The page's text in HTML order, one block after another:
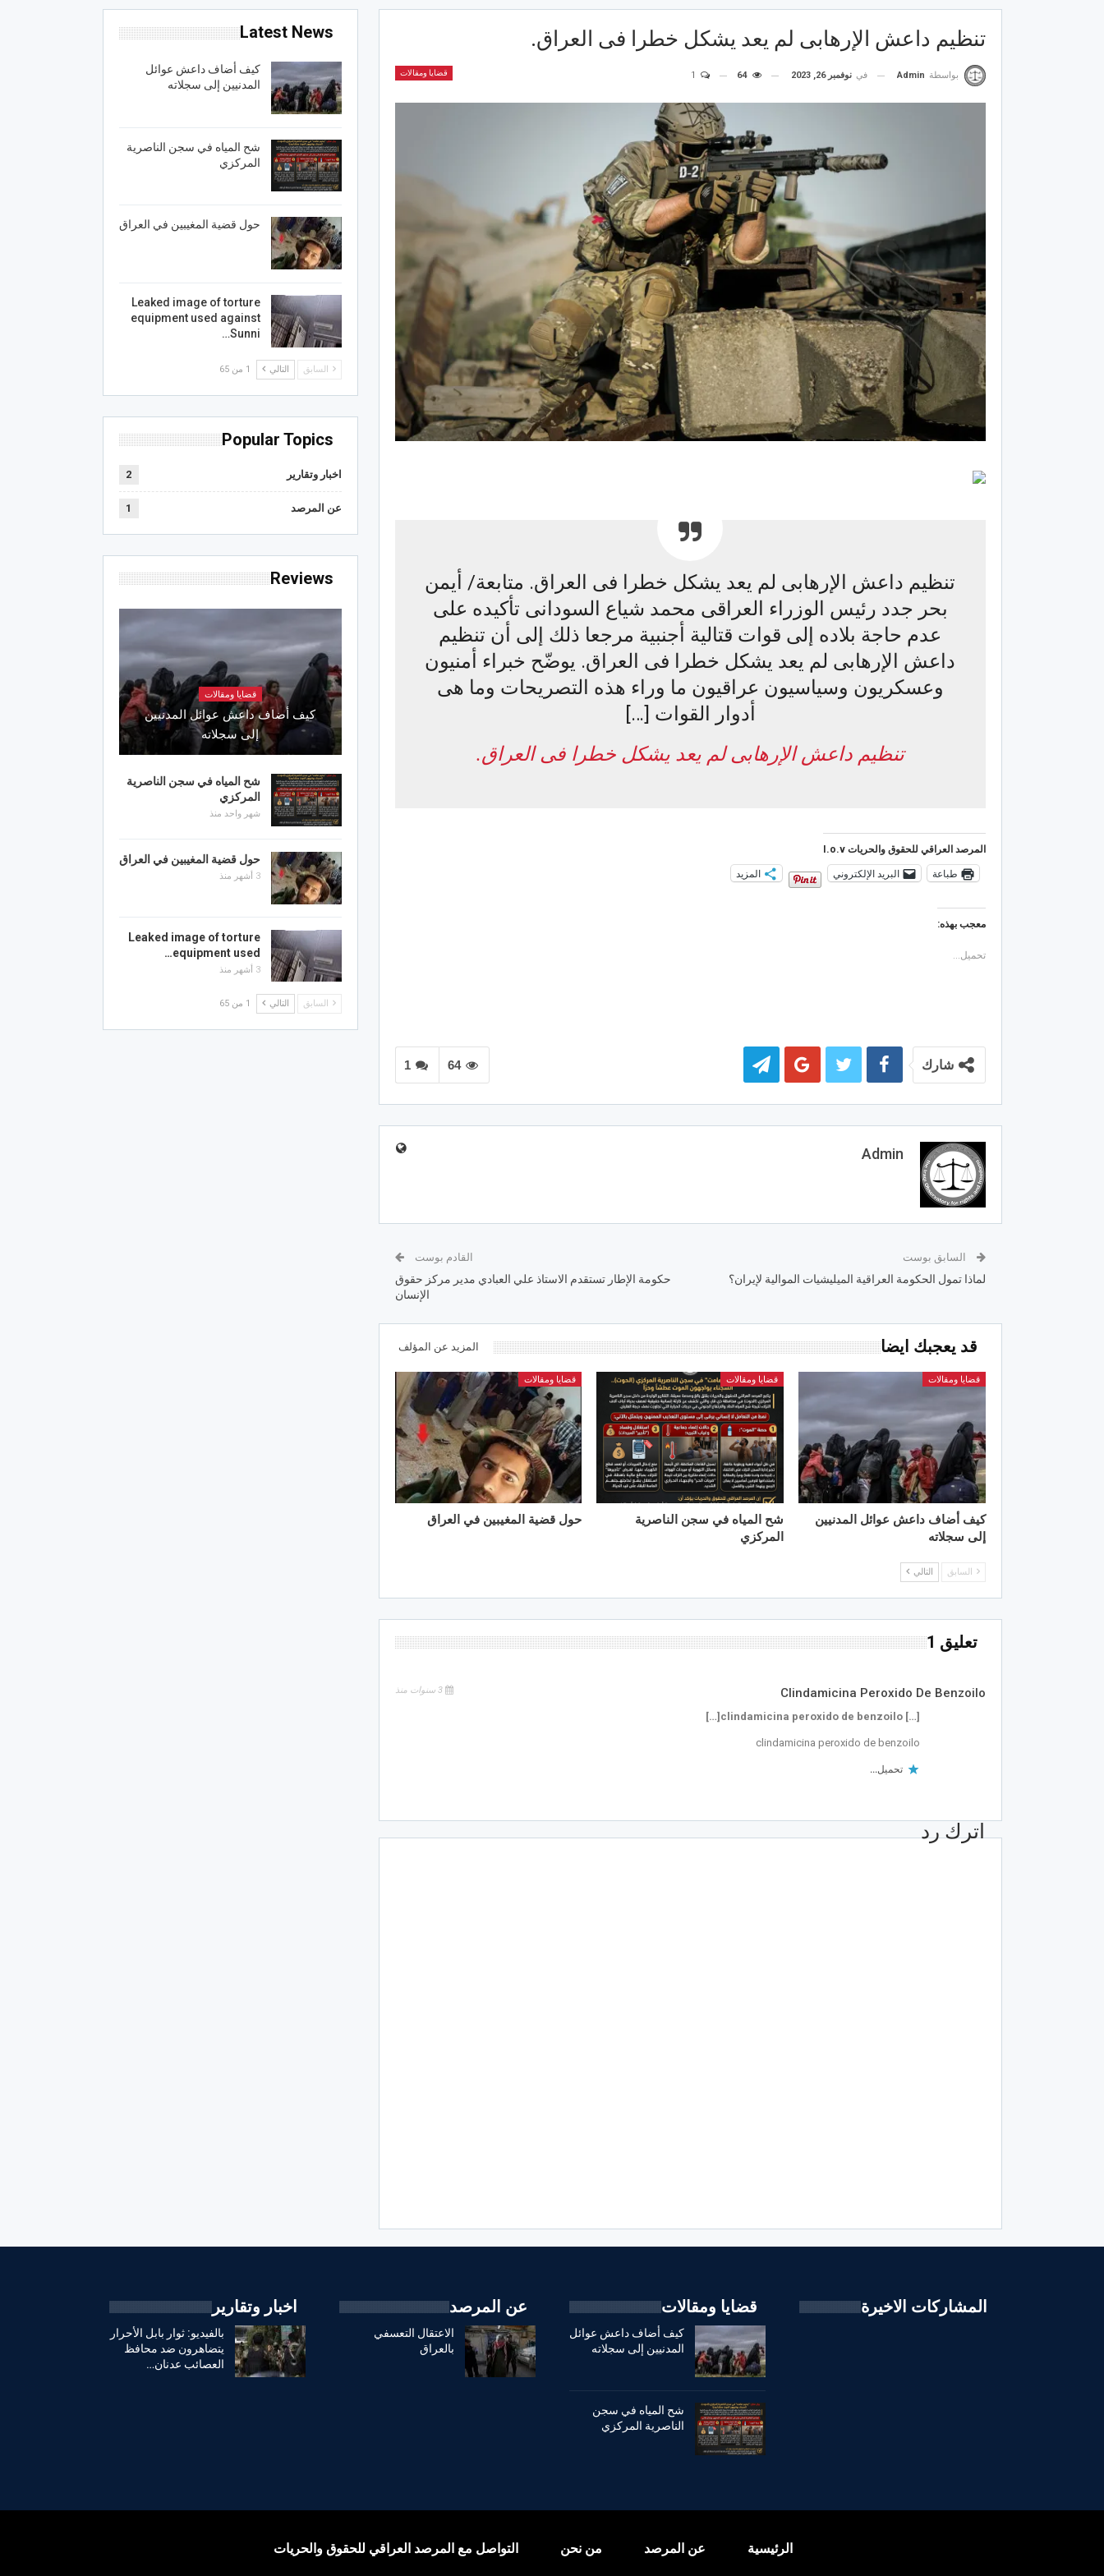
تنظيم داعش الإرهابى لم يعد يشكل خطرا فى العراق.
قضايا ومقالات بواسطة Admin في نوفمبر 26, 2023 64
تنظيم داعش الإرهابى لم يعد يشكل خطرا فى العراق. متابعة/ أيمن
بحر جدد رئيس الوزراء العراقى محمد شياع السودانى تأكيده على
عدم حاجة بلاده إلى قوات قتالية أجنبية مرجعا ذلك إلى أن تنظيم
داعش الإرهابى لم يعد يشكل خطرا فى العراق. يوضّح خبراء أمنيون
وعسكريون وسياسيون عراقيون ما وراء هذه التصريحات وما هى
أدوار القوات […]
تنظيم داعش الإرهابى لم يعد يشكل خطرا فى العراق.
المرصد العراقي للحقوق والحريات I.o.v
طباعة البريد الإلكتروني المزيد
معجب بهذه:
تحميل...
1 64 شارك
Admin
السابق بوست
لماذا تمول الحكومة العراقية الميليشيات الموالية لإيران؟
القادم بوست
حكومة الإطار تستقدم الاستاذ علي العبادي مدير مركز حقوق
الإنسان
قد يعجبك ايضا المزيد عن المؤلف
قضايا ومقالات
كيف أضاف داعش عوائل المدنيين
إلى سجلاته
قضايا ومقالات
شح المياه في سجن الناصرية
المركزي
قضايا ومقالات
حول قضية المغيبين في العراق
السابق التالي
تعليق 1
Clindamicina Peroxido De Benzoilo 3 سنوات منذ
[…] clindamicina peroxido de benzoilo[…]
clindamicina peroxido de benzoilo
تحميل...
اترك رد
Latest News
كيف أضاف داعش عوائل
المدنيين إلى سجلاته
شح المياه في سجن الناصرية
المركزي
حول قضية المغيبين في العراق
Leaked image of torture
equipment used against
Sunni…
السابق التالي 1 من 65
Popular Topics
اخبار وتقارير 2
عن المرصد 1
Reviews
قضايا ومقالات
كيف أضاف داعش عوائل المدنيين
إلى سجلاته
شح المياه في سجن الناصرية
المركزي
شهر واحد منذ
حول قضية المغيبين في العراق
3 أشهر منذ
Leaked image of torture
equipment used…
3 أشهر منذ
السابق التالي 1 من 65
المشاركات الاخيرة قضايا ومقالات
كيف أضاف داعش عوائل
المدنيين إلى سجلاته
شح المياه في سجن
الناصرية المركزي
عن المرصد
الاعتقال التعسفي
بالعراق
اخبار وتقارير
بالفيديو: ثوار بابل الأحرار
يتضاهرون ضد محافظ
العصائب عدنان…
الرئيسية عن المرصد من نحن التواصل مع المرصد العراقي للحقوق والحريات